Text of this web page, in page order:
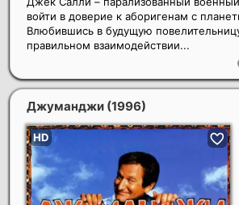
войти в доверие к аборигенам с
Влюбившись в будущую
правильном взаимодействии...
Джуманджи (1996)